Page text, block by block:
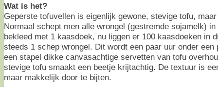
Wat is het?
Geperste tofuvellen is eigenlijk gewone, stevige tofu,
Normaal schept men alle wrongel (gestremde sojamelk)
bekleed met 1 kaasdoek, nu liggen er 100 kaasdoeken in
steeds 1 schep wrongel. Dit wordt een paar uur onder een
een stapel dikke canvasachtige servetten van tofu
stevige tofu smaakt een beetje krijtachtig. De textuur is
maar makkelijk door te bijten.